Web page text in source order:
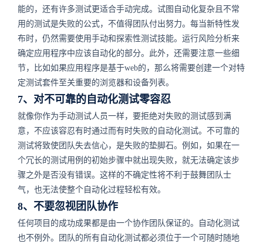
能的，还有许多测试更适合手动完成。试图自动化复杂且不常
用的测试是失败的公式，不值得团队付出努力。每当新特性发
布时，仍然需要使用手动和探索性测试技能。运行风险分析来
确定应用程序中应该自动化的部分。此外，还需要注意一些细
节，比如如果应用程序是基于web的，那么将需要创建一个对特
定测试套件至关重要的浏览器和设备列表。
7、对不可靠的自动化测试零容忍
就像你作为手动测试人员一样，要拒绝对失败的测试感到满
意，不应该容忍有时通过而有时失败的自动化测试。不可靠的
测试将致使团队失去信心，是失败的垫脚石。例如，如果在一
个冗长的测试用例的初始步骤中就出现失败，就无法确定该步
骤之外是否没有错误。这样的不确定性将不利于鼓舞团队士
气，也无法使整个自动化过程轻松有效。
8、不要忽视团队协作
任何项目的成功成果都是由一个协作团队保证的。自动化测试
也不例外。团队的所有自动化测试都必须位于一个可随时随地